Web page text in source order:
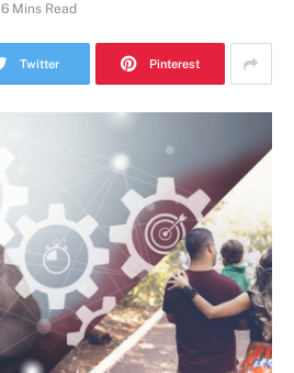
6 Mins Read
Twitter Pinterest